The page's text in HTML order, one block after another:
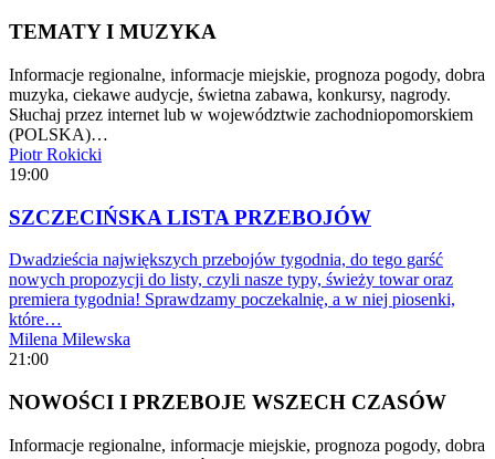
TEMATY I MUZYKA
Informacje regionalne, informacje miejskie, prognoza pogody, dobra
muzyka, ciekawe audycje, świetna zabawa, konkursy, nagrody.
Słuchaj przez internet lub w województwie zachodniopomorskiem
(POLSKA)…
Piotr Rokicki
19:00
SZCZECIŃSKA LISTA PRZEBOJÓW
Dwadzieścia największych przebojów tygodnia, do tego garść
nowych propozycji do listy, czyli nasze typy, świeży towar oraz
premiera tygodnia! Sprawdzamy poczekalnię, a w niej piosenki,
które…
Milena Milewska
21:00
NOWOŚCI I PRZEBOJE WSZECH CZASÓW
Informacje regionalne, informacje miejskie, prognoza pogody, dobra